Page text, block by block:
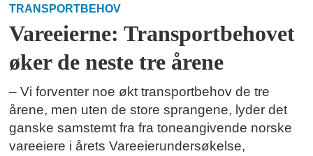
TRANSPORTBEHOV
Vareeierne: Transportbehovet
øker de neste tre årene
– Vi forventer noe økt transportbehov de tre
årene, men uten de store sprangene, lyder det
ganske samstemt fra fra toneangivende norske
vareeiere i årets Vareeierundersøkelse,